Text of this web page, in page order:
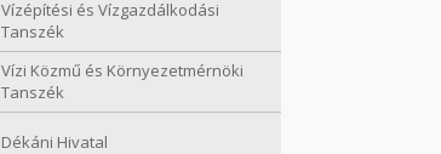
Vízépítési és Vízgazdálkodási
Tanszék
Vízi Közmű és Környezetmérnöki
Tanszék
Dékáni Hivatal